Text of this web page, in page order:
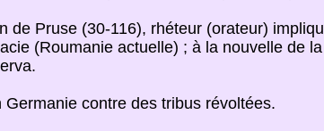
de Pruse (30-116), rhéteur (orateur)
(Roumanie actuelle) ; à la nouvelle de
contre des tribus révoltées.